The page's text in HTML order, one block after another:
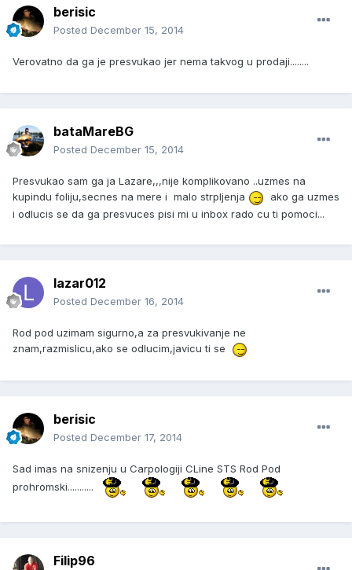
berisic
Posted December 15, 2014
Verovatno da ga je presvukao jer nema takvog u prodaji........
bataMareBG
Posted December 15, 2014
Presvukao sam ga ja Lazare,,,nije komplikovano ..uzmes na
kupindu foliju,secnes na mere i malo strpljenja
ako ga uzmes
i odlucis se da ga presvuces pisi mi u inbox rado cu ti pomoci...
lazar012
Posted December 16, 2014
Rod pod uzimam sigurno,a za presvukivanje ne
znam,razmislicu,ako se odlucim,javicu ti se
berisic
Posted December 17, 2014
Sad imas na snizenju u Carpologiji CLine STS Rod Pod
prohromski...........
Filip96